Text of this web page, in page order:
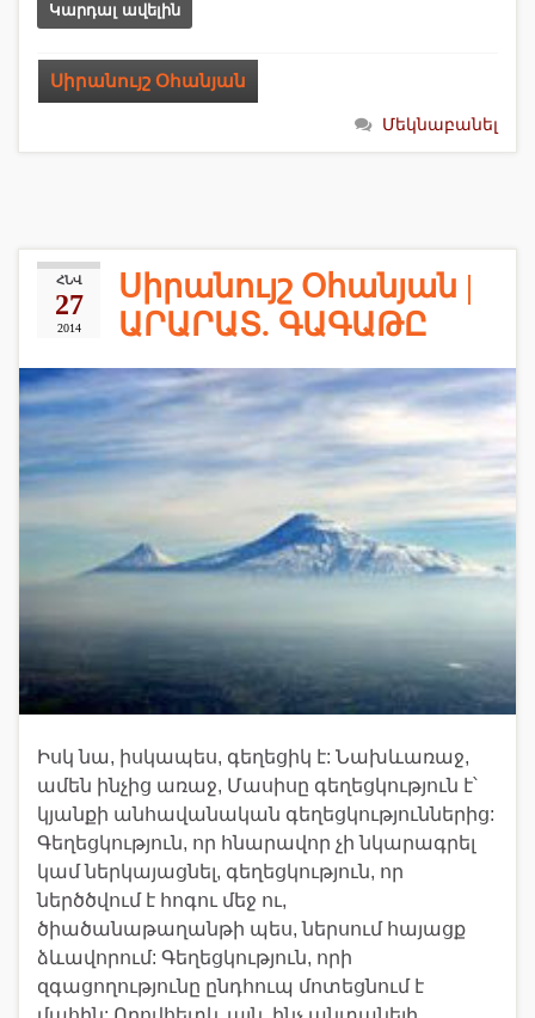
Կարդալ ավելին
Սիրանույշ Օհանյան
Մեկնաբանել
ՀՆՎ
27
2014
Սիրանույշ Օհանյան |
ԱՐԱՐԱՏ. ԳԱԳԱԹԸ
Իսկ նա, իսկապես, գեղեցիկ է: Նախևառաջ,
ամեն ինչից առաջ, Մասիսը գեղեցկություն է՝
կյանքի անհավանական գեղեցկություններից:
Գեղեցկություն, որ հնարավոր չի նկարագրել
կամ ներկայացնել, գեղեցկություն, որ
ներծծվում է հոգու մեջ ու,
ծիածանաթաղանթի պես, ներսում հայացք
ձևավորում: Գեղեցկություն, որի
զգացողությունը ընդհուպ մոտեցնում է